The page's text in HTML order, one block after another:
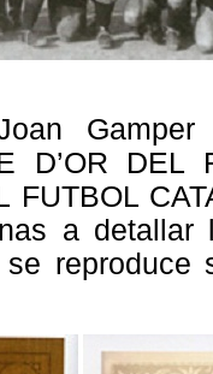
D’OR DEL
FUTBOL
a detallar
reproduce